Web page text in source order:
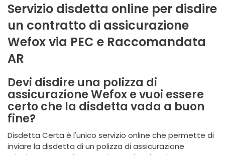
Servizio disdetta online per disdire
un contratto di assicurazione
Wefox via PEC e Raccomandata
AR
Devi disdire una polizza di
assicurazione Wefox e vuoi essere
certo che la disdetta vada a buon
fine?
Disdetta Certa è l'unico servizio online che permette di
inviare la disdetta di un polizza di assicurazione